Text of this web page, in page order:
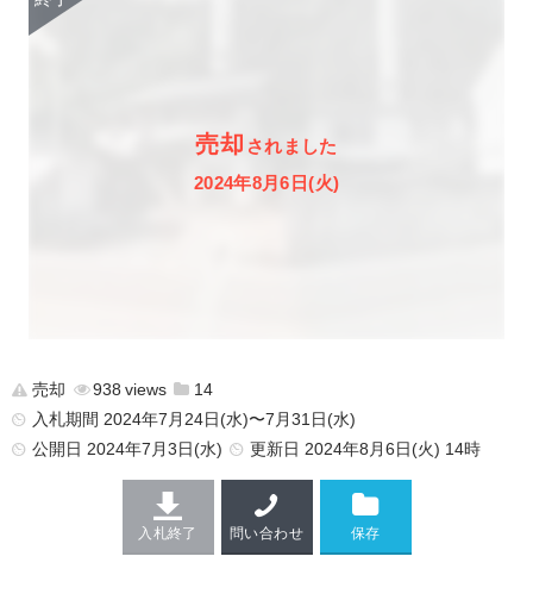
売却 されました
2024年8月6日(火)
売却 938
14
入札期間 2024年7月24日(水)〜7月31日(水)
公開日 2024年7月3日(水) 更新日 2024年8月6日(火) 14時
入札終了 問い合わせ